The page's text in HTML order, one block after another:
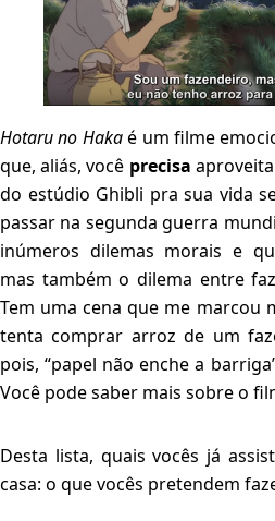
Hotaru no Hakaé um filme
que, aliás, você precisa
do estúdio Ghibli pra sua vida
passar na segunda guerra
inúmeros dilemas morais e
mas também o dilema entre
Tem uma cena que me marcou
tenta comprar arroz de um
pois, “papel não enche a
Você pode saber mais sobre o
Desta lista, quais vocês já
casa: o que vocês pretendem